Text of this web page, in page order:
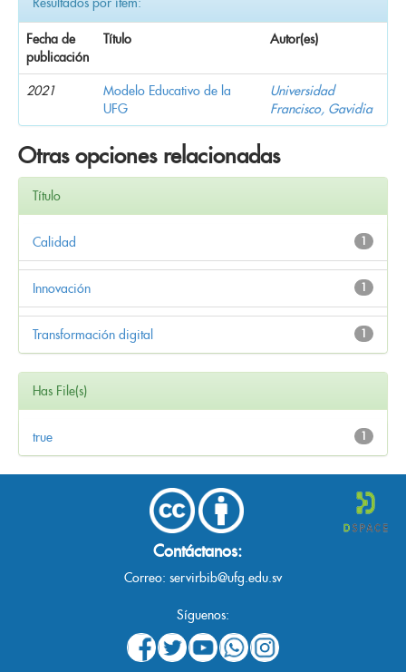
Fecha de
publicación
Título Autor(es)
2021
Modelo Educativo de la
UFG
Universidad
Francisco, Gavidia
Otras opciones relacionadas
Título
1
Calidad
1
Innovación
1
Transformación digital
Has File(s)
1
true
Contáctanos:
Correo: servirbib@ufg.edu.sv
Síguenos: